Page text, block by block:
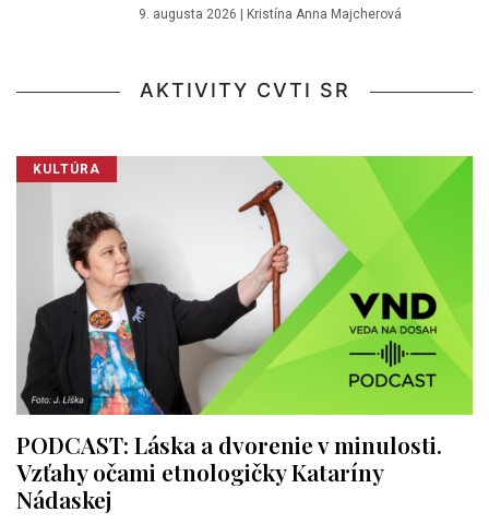
9. augusta 2026 Kristína Anna Majcherová
AKTIVITY CVTI SR
KULTÚRA
PODCAST: Láska a dvorenie v minulosti.
Vzťahy očami etnologičky Kataríny
Nádaskej